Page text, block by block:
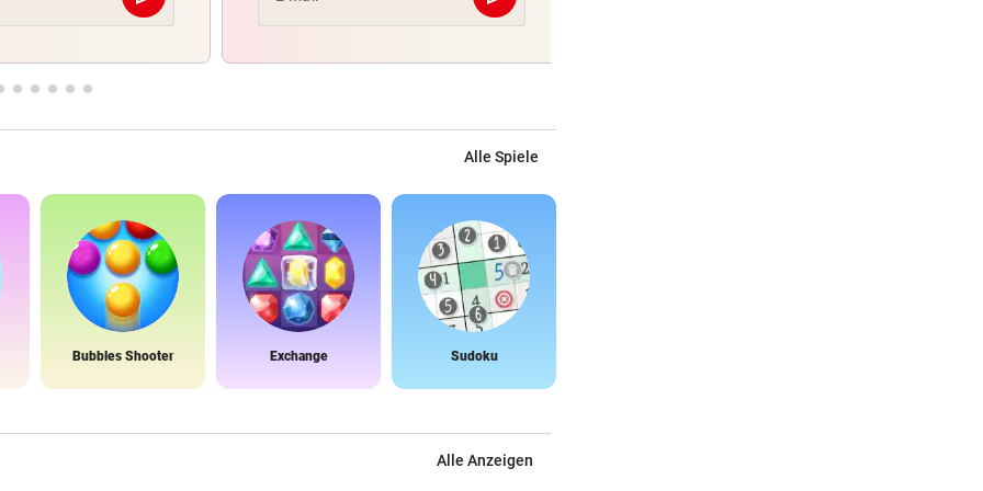
Alle Spiele
Bubbles Shooter Exchange Sudoku
Alle Anzeigen